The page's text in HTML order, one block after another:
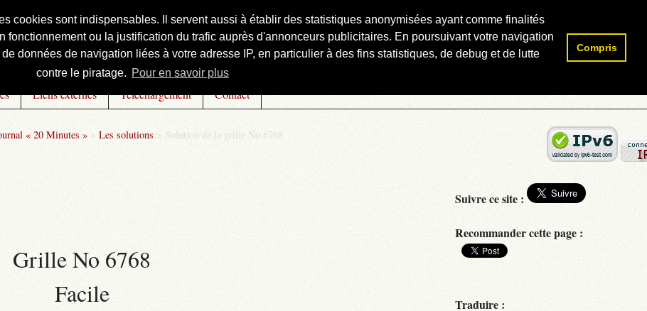
cookies sont indispensables. Il servent aussi à établir des statistiques anonymisées ayant comme finalités
ou la justification du trafic auprès d'annonceurs publicitaires. En poursuivant votre navigation
données de navigation liées à votre adresse IP, en particulier à des fins statistiques, de debug et de lutte
contre le piratage. Pour en savoir plus
Compris
Liens externes Téléchargement Contact
« 20 Minutes » > Les solutions > Solution de la grille No 6768
Grille No 6768
Facile
Rechercher :
Suivre ce site :
Recommander cette page :
Traduire :